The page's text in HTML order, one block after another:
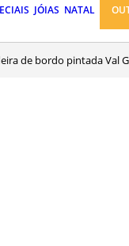
JÓIAS NATAL
de bordo pintada Val